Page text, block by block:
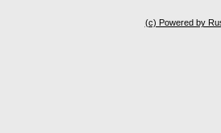
(c) Powered by